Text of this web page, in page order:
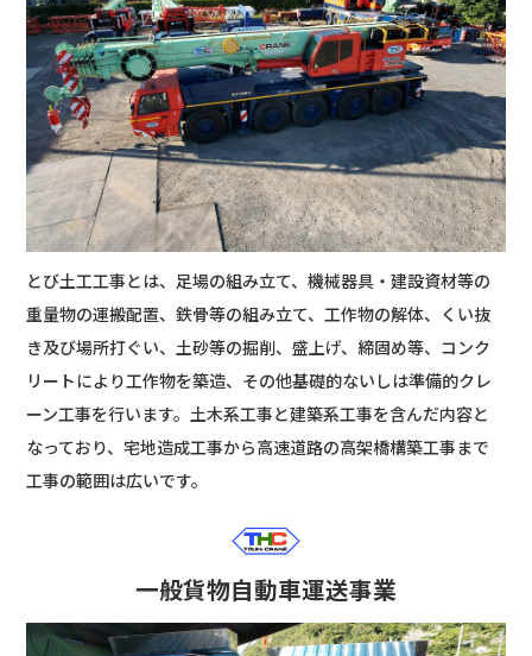
とび土工工事とは、足場の組み立て、機械器具・建設資材等の
重量物の運搬配置、鉄骨等の組み立て、工作物の解体、くい抜
き及び場所打ぐい、土砂等の掘削、盛上げ、締固め等、コンク
リートにより工作物を築造、その他基礎的ないしは準備的クレ
ーン工事を行います。土木系工事と建築系工事を含んだ内容と
なっており、宅地造成工事から高速道路の高架橋構築工事まで
工事の範囲は広いです。
一般貨物自動車運送事業